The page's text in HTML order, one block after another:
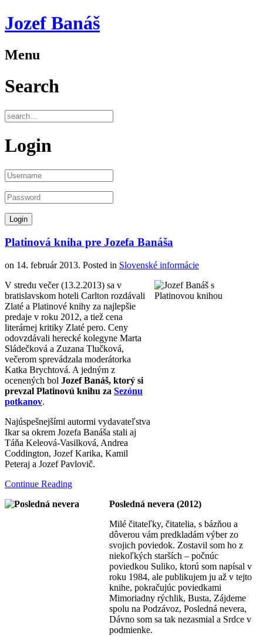
Jozef Banáš
Menu
Search
Login
Platinová kniha pre Jozefa Banáša
on 14. február 2013. Posted in Slovenské informácie
V stredu večer (13.2.2013) sa v
bratislavskom hoteli Carlton rozdávali
Zlaté a Platinové knihy za najlepšie
predaje v roku 2012, a tiež cena
literárnej kritiky Zlaté pero. Ceny
odovzdávali herecké kolegyne Marta
Sládečková a Zuzana Tlučková,
večerom sprevádzala moderátorka
Katka Brychtová. A jedným z
ocenených bol Jozef Banáš, ktorý si
prevzal Platinovú knihu za Sezónu
potkanov.
Najúspešnejšími autormi vydavateľstva
Ikar sa okrem Jozefa Banáša stali aj
Táňa Keleová-Vasilková, Andrea
Coddington, Jozef Karika, Kamil
Peteraj a Jozef Pavlovič.
Continue Reading
Posledná nevera (2012)
Milé čitateľky, čitatelia, s bázňou a
dôverou vám predkladám výber zo
svojich poviedok. Zostavil som ho z
niekoľkých starších – počnúc
poviedkou Suliko, ktorú som napísal v
roku 1984, ale publikujem ju až v tejto
knihe, pokračujúc poviedkami
Mimoriadny rýchlik, Busta, Zájdeme
spolu na Podzávoz, Posledná nevera,
Dávno som sa tak nezasmial a Srdce v
podmienke.